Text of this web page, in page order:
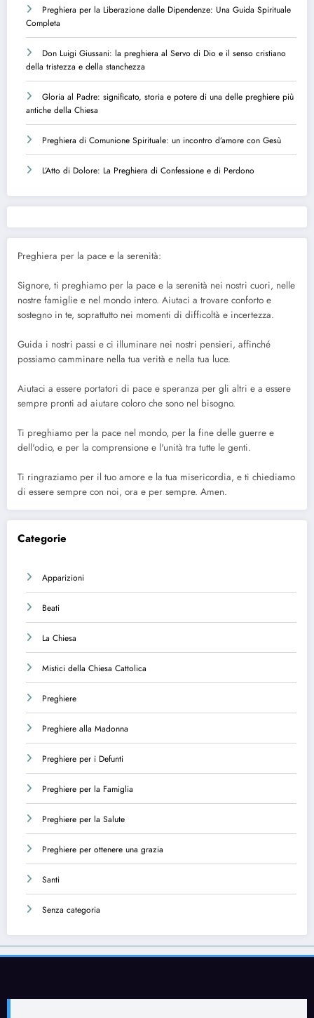
Preghiera per la Liberazione dalle Dipendenze: Una Guida Spirituale
Completa
Don Luigi Giussani: la preghiera al Servo di Dio e il senso cristiano
della tristezza e della stanchezza
Gloria al Padre: significato, storia e potere di una delle preghiere più
antiche della Chiesa
Preghiera di Comunione Spirituale: un incontro d’amore con Gesù
L’Atto di Dolore: La Preghiera di Confessione e di Perdono
Preghiera per la pace e la serenità:
Signore, ti preghiamo per la pace e la serenità nei nostri cuori, nelle
nostre famiglie e nel mondo intero. Aiutaci a trovare conforto e
sostegno in te, soprattutto nei momenti di difficoltà e incertezza.
Guida i nostri passi e ci illuminare nei nostri pensieri, affinché
possiamo camminare nella tua verità e nella tua luce.
Aiutaci a essere portatori di pace e speranza per gli altri e a essere
sempre pronti ad aiutare coloro che sono nel bisogno.
Ti preghiamo per la pace nel mondo, per la fine delle guerre e
dell'odio, e per la comprensione e l'unità tra tutte le genti.
Ti ringraziamo per il tuo amore e la tua misericordia, e ti chiediamo
di essere sempre con noi, ora e per sempre. Amen.
Categorie
Apparizioni
Beati
La Chiesa
Mistici della Chiesa Cattolica
Preghiere
Preghiere alla Madonna
Preghiere per i Defunti
Preghiere per la Famiglia
Preghiere per la Salute
Preghiere per ottenere una grazia
Santi
Senza categoria